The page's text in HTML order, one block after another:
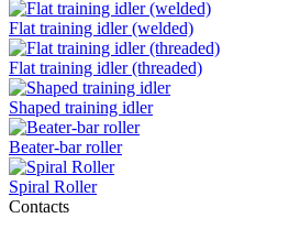
Flat training idler (welded)
Flat training idler (threaded)
Shaped training idler
Beater-bar roller
Spiral Roller
Contacts